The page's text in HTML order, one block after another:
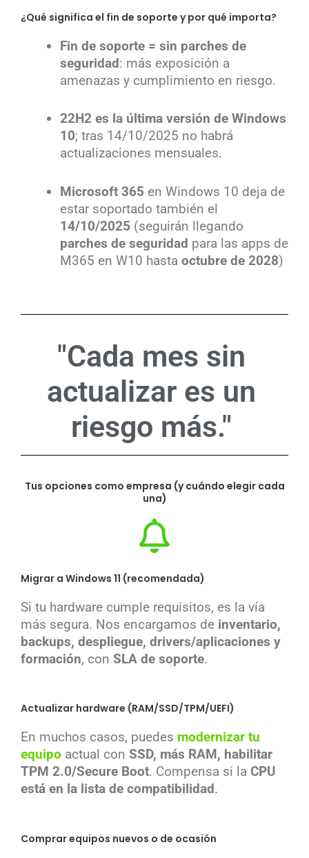
¿Qué significa el fin de soporte y por qué importa?
Fin de soporte = sin parches de
seguridad: más exposición a
amenazas y cumplimiento en riesgo.
22H2 es la última versión de Windows
10; tras 14/10/2025 no habrá
actualizaciones mensuales.
Microsoft 365 en Windows 10 deja de
estar soportado también el
14/10/2025 (seguirán llegando
parches de seguridad para las apps de
M365 en W10 hasta octubre de 2028)
"Cada mes sin
actualizar es un
riesgo más."
Tus opciones como empresa (y cuándo elegir cada
una)
Migrar a Windows 11 (recomendada)
Si tu hardware cumple requisitos, es la vía
más segura. Nos encargamos de inventario,
backups, despliegue, drivers/aplicaciones y
formación, con SLA de soporte.
Actualizar hardware (RAM/SSD/TPM/UEFI)
En muchos casos, puedes modernizar tu
equipo actual con SSD, más RAM, habilitar
TPM 2.0/Secure Boot. Compensa si la CPU
está en la lista de compatibilidad.
Comprar equipos nuevos o de ocasión